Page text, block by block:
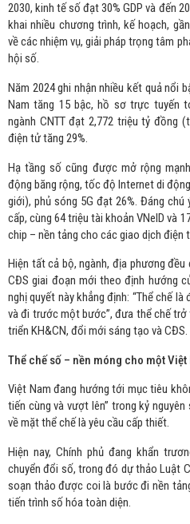
2030, kinh tế số đạt 30% GDP và đến
khai nhiều chương trình, kế hoạch,
về các nhiệm vụ, giải pháp trọng tâm
hội số.
Năm 2024 ghi nhận nhiều kết quả nổi
Nam tăng 15 bậc, hồ sơ trực tuyến
ngành CNTT đạt 2,772 triệu tỷ đồng
điện tử tăng 29%.
Hạ tầng số cũng được mở rộng
động băng rộng, tốc độ Internet di
giới), phủ sóng 5G đạt 26%. Đáng
cấp, cùng 64 triệu tài khoản VNeID và
chip – nền tảng cho các giao dịch điện
Hiện tất cả bộ, ngành, địa phương
CĐS giai đoạn mới theo định hướng
nghị quyết này khẳng định: “Thể chế
và đi trước một bước”, đưa thể chế
triển KH&CN, đổi mới sáng tạo và CĐS.
Thể chế số – nền móng cho một
Việt Nam đang hướng tới mục tiêu
tiến cùng và vượt lên” trong kỷ
về mặt thể chế là yêu cầu cấp thiết.
Hiện nay, Chính phủ đang khẩn
chuyển đổi số, trong đó dự thảo Luật
soạn thảo được coi là bước đi nền
tiến trình số hóa toàn diện.